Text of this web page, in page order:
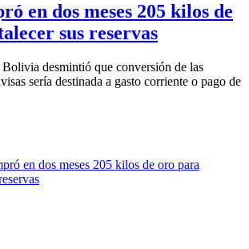
en dos meses 205 kilos de
sus reservas
desmintió que conversión de las
sería destinada a gasto corriente o pago de